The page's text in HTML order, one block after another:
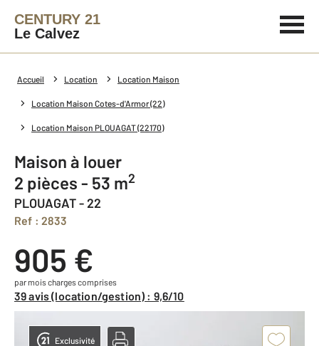
CENTURY 21
Le Calvez
Accueil Location Location Maison
Location Maison Cotes-d'Armor (22)
Location Maison PLOUAGAT (22170)
Maison à louer
2 pièces - 53 m2
PLOUAGAT - 22
Ref : 2833
905 €
par mois charges comprises
39 avis (location/gestion) : 9,6/10
Exclusivité